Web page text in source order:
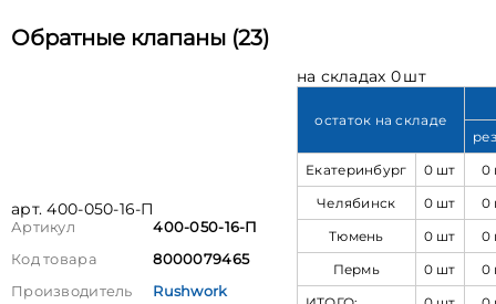
Обратные клапаны (23)
арт. 400-050-16-П
Артикул
400-050-16-П
Код товара
8000079465
Производитель
Rushwork
на складах 0 шт
остаток на складе
Екатеринбург
0 шт
0
Челябинск
0 шт
0
Тюмень
0 шт
0
Пермь
0 шт
0